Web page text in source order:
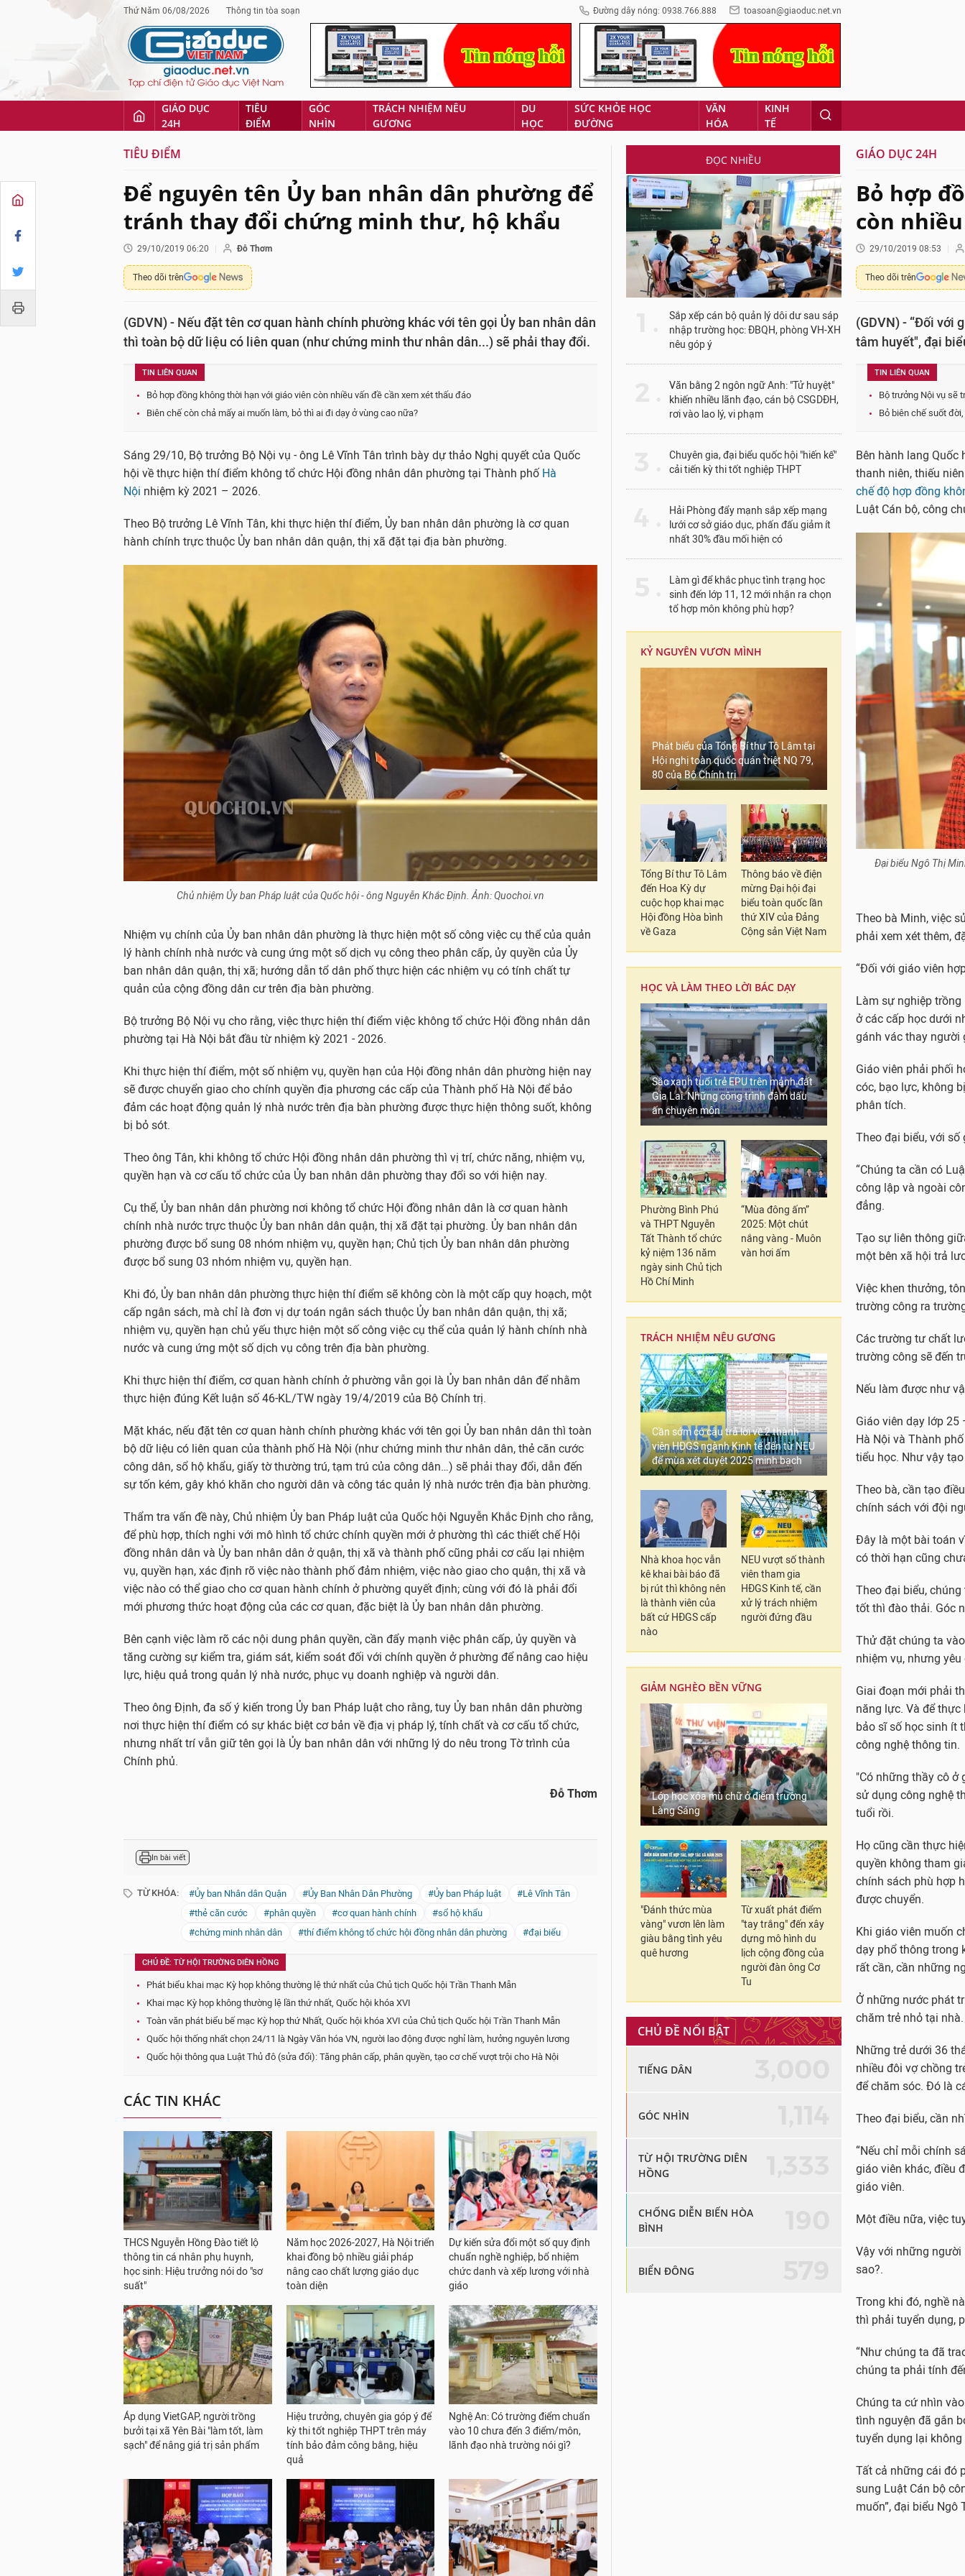
Thứ Năm 06/08/2026 Thông tin tòa soạn Đường dây nóng: 0938.766.888 toasoan@giaoduc.net.vn
GIÁO DỤC
24H
TIÊU
ĐIỂM
GÓC
NHÌN
TRÁCH NHIỆM NÊU
GƯƠNG
DU
HỌC
SỨC KHỎE HỌC
ĐƯỜNG
VĂN
HÓA
KINH
TẾ
TIÊU ĐIỂM
Để nguyên tên Ủy ban nhân dân phường để
tránh thay đổi chứng minh thư, hộ khẩu
29/10/2019 06:20 Đỗ Thơm
Theo dõi trên
(GDVN) - Nếu đặt tên cơ quan hành chính phường khác với tên gọi Ủy ban nhân dân
thì toàn bộ dữ liệu có liên quan (như chứng minh thư nhân dân...) sẽ phải thay đổi.
TIN LIÊN QUAN
Bỏ hợp đồng không thời hạn với giáo viên còn nhiều vấn đề cần xem xét thấu đáo
Biên chế còn chả mấy ai muốn làm, bỏ thì ai đi dạy ở vùng cao nữa?
Sáng 29/10, Bộ trưởng Bộ Nội vụ - ông Lê Vĩnh Tân trình bày dự thảo Nghị quyết của Quốc
hội về thực hiện thí điểm không tổ chức Hội đồng nhân dân phường tại Thành phố Hà
Nội nhiệm kỳ 2021 – 2026.
Theo Bộ trưởng Lê Vĩnh Tân, khi thực hiện thí điểm, Ủy ban nhân dân phường là cơ quan
hành chính trực thuộc Ủy ban nhân dân quận, thị xã đặt tại địa bàn phường.
Chủ nhiệm Ủy ban Pháp luật của Quốc hội - ông Nguyễn Khắc Định. Ảnh: Quochoi.vn
Nhiệm vụ chính của Ủy ban nhân dân phường là thực hiện một số công việc cụ thể của quản
lý hành chính nhà nước và cung ứng một số dịch vụ công theo phân cấp, ủy quyền của Ủy
ban nhân dân quận, thị xã; hướng dẫn tổ dân phố thực hiện các nhiệm vụ có tính chất tự
quản của cộng đồng dân cư trên địa bàn phường.
Bộ trưởng Bộ Nội vụ cho rằng, việc thực hiện thí điểm việc không tổ chức Hội đồng nhân dân
phường tại Hà Nội bắt đầu từ nhiệm kỳ 2021 - 2026.
Khi thực hiện thí điểm, một số nhiệm vụ, quyền hạn của Hội đồng nhân dân phường hiện nay
sẽ được chuyển giao cho chính quyền địa phương các cấp của Thành phố Hà Nội để bảo
đảm các hoạt động quản lý nhà nước trên địa bàn phường được thực hiện thông suốt, không
bị bỏ sót.
Theo ông Tân, khi không tổ chức Hội đồng nhân dân phường thì vị trí, chức năng, nhiệm vụ,
quyền hạn và cơ cấu tổ chức của Ủy ban nhân dân phường thay đổi so với hiện nay.
Cụ thể, Ủy ban nhân dân phường nơi không tổ chức Hội đồng nhân dân là cơ quan hành
chính nhà nước trực thuộc Ủy ban nhân dân quận, thị xã đặt tại phường. Ủy ban nhân dân
phường được bổ sung 08 nhóm nhiệm vụ, quyền hạn; Chủ tịch Ủy ban nhân dân phường
được bổ sung 03 nhóm nhiệm vụ, quyền hạn.
Khi đó, Ủy ban nhân dân phường thực hiện thí điểm sẽ không còn là một cấp quy hoạch, một
cấp ngân sách, mà chỉ là đơn vị dự toán ngân sách thuộc Ủy ban nhân dân quận, thị xã;
nhiệm vụ, quyền hạn chủ yếu thực hiện một số công việc cụ thể của quản lý hành chính nhà
nước và cung ứng một số dịch vụ công trên địa bàn phường.
Khi thực hiện thí điểm, cơ quan hành chính ở phường vẫn gọi là Ủy ban nhân dân để nhằm
thực hiện đúng Kết luận số 46-KL/TW ngày 19/4/2019 của Bộ Chính trị.
Mặt khác, nếu đặt tên cơ quan hành chính phường khác với tên gọi Ủy ban nhân dân thì toàn
bộ dữ liệu có liên quan của thành phố Hà Nội (như chứng minh thư nhân dân, thẻ căn cước
công dân, sổ hộ khẩu, giấy tờ thường trú, tạm trú của công dân…) sẽ phải thay đổi, dẫn đến
sự tốn kém, gây khó khăn cho người dân và công tác quản lý nhà nước trên địa bàn phường.
Thẩm tra vấn đề này, Chủ nhiệm Ủy ban Pháp luật của Quốc hội Nguyễn Khắc Định cho rằng,
để phù hợp, thích nghi với mô hình tổ chức chính quyền mới ở phường thì các thiết chế Hội
đồng nhân dân và Ủy ban nhân dân ở quận, thị xã và thành phố cũng phải cơ cấu lại nhiệm
vụ, quyền hạn, xác định rõ việc nào thành phố đảm nhiệm, việc nào giao cho quận, thị xã và
việc nào có thể giao cho cơ quan hành chính ở phường quyết định; cùng với đó là phải đổi
mới phương thức hoạt động của các cơ quan, đặc biệt là Ủy ban nhân dân phường.
Bên cạnh việc làm rõ các nội dung phân quyền, cần đẩy mạnh việc phân cấp, ủy quyền và
tăng cường sự kiểm tra, giám sát, kiểm soát đối với chính quyền ở phường để nâng cao hiệu
lực, hiệu quả trong quản lý nhà nước, phục vụ doanh nghiệp và người dân.
Theo ông Định, đa số ý kiến trong Ủy ban Pháp luật cho rằng, tuy Ủy ban nhân dân phường
nơi thực hiện thí điểm có sự khác biệt cơ bản về địa vị pháp lý, tính chất và cơ cấu tổ chức,
nhưng nhất trí vẫn giữ tên gọi là Ủy ban nhân dân với những lý do nêu trong Tờ trình của
Chính phủ.
Đỗ Thơm
In bài viết
TỪ KHÓA: #Ủy ban Nhân dân Quận #Ủy Ban Nhân Dân Phường #Ủy ban Pháp luật
#Lê Vĩnh Tân
#thẻ căn cước
#phân quyền #cơ quan hành chính
#sổ hộ khẩu
#chứng minh nhân dân
#thí điểm không tổ chức hội đồng nhân dân phường #đại biểu
CHỦ ĐỀ: TỪ HỘI TRƯỜNG DIÊN HỒNG
Phát biểu khai mạc Kỳ họp không thường lệ thứ nhất của Chủ tịch Quốc hội Trần Thanh Mẫn
Khai mạc Kỳ họp không thường lệ lần thứ nhất, Quốc hội khóa XVI
Toàn văn phát biểu bế mạc Kỳ họp thứ Nhất, Quốc hội khóa XVI của Chủ tịch Quốc hội Trần Thanh Mẫn
Quốc hội thống nhất chọn 24/11 là Ngày Văn hóa VN, người lao động được nghỉ làm, hưởng nguyên lương
Quốc hội thông qua Luật Thủ đô (sửa đổi): Tăng phân cấp, phân quyền, tạo cơ chế vượt trội cho Hà Nội
CÁC TIN KHÁC
THCS Nguyễn Hồng Đào tiết lộ
thông tin cá nhân phụ huynh,
học sinh: Hiệu trưởng nói do "sơ
suất"
Năm học 2026-2027, Hà Nội triển
khai đồng bộ nhiều giải pháp
nâng cao chất lượng giáo dục
toàn diện
Dự kiến sửa đổi một số quy định
chuẩn nghề nghiệp, bổ nhiệm
chức danh và xếp lương với nhà
giáo
Áp dụng VietGAP, người trồng
bưởi tại xã Yên Bài "làm tốt, làm
sạch" để nâng giá trị sản phẩm
Hiệu trưởng, chuyên gia góp ý để
kỳ thi tốt nghiệp THPT trên máy
tính bảo đảm công bằng, hiệu
quả
Nghệ An: Có trường điểm chuẩn
vào 10 chưa đến 3 điểm/môn,
lãnh đạo nhà trường nói gì?
ĐỌC NHIỀU
Sắp xếp cán bộ quản lý dôi dư sau sáp
nhập trường học: ĐBQH, phòng VH-XH
nêu góp ý
Văn bằng 2 ngôn ngữ Anh: "Tử huyệt"
khiến nhiều lãnh đạo, cán bộ CSGDĐH,
rơi vào lao lý, vi phạm
Chuyên gia, đại biểu quốc hội "hiến kế"
cải tiến kỳ thi tốt nghiệp THPT
Hải Phòng đẩy mạnh sắp xếp mạng
lưới cơ sở giáo dục, phấn đấu giảm ít
nhất 30% đầu mối hiện có
Làm gì để khắc phục tình trạng học
sinh đến lớp 11, 12 mới nhận ra chọn
tổ hợp môn không phù hợp?
KỶ NGUYÊN VƯƠN MÌNH
Phát biểu của Tổng Bí thư Tô Lâm tại
Hội nghị toàn quốc quán triệt NQ 79,
80 của Bộ Chính trị
Tổng Bí thư Tô Lâm
đến Hoa Kỳ dự
cuộc họp khai mạc
Hội đồng Hòa bình
về Gaza
Thông báo về điện
mừng Đại hội đại
biểu toàn quốc lần
thứ XIV của Đảng
Cộng sản Việt Nam
HỌC VÀ LÀM THEO LỜI BÁC DẠY
Sắc xanh tuổi trẻ EPU trên mảnh đất
Gia Lai: Những công trình đậm dấu
ấn chuyên môn
Phường Bình Phú
và THPT Nguyễn
Tất Thành tổ chức
kỷ niệm 136 năm
ngày sinh Chủ tịch
Hồ Chí Minh
“Mùa đông ấm”
2025: Một chút
nắng vàng - Muôn
vàn hơi ấm
TRÁCH NHIỆM NÊU GƯƠNG
Cần sớm có câu trả lời về 2 thành
viên HĐGS ngành Kinh tế đến từ NEU
để mùa xét duyệt 2025 minh bạch
Nhà khoa học vẫn
kê khai bài báo đã
bị rút thì không nên
là thành viên của
bất cứ HĐGS cấp
nào
NEU vượt số thành
viên tham gia
HĐGS Kinh tế, cần
xử lý trách nhiệm
người đứng đầu
GIẢM NGHÈO BỀN VỮNG
Lớp học xóa mù chữ ở điểm trường
Làng Sáng
"Đánh thức mùa
vàng" vươn lên làm
giàu bằng tình yêu
quê hương
Từ xuất phát điểm
"tay trắng" đến xây
dựng mô hình du
lịch cộng đồng của
người đàn ông Cơ
Tu
CHỦ ĐỀ NỔI BẬT
TIẾNG DÂN
GÓC NHÌN
TỪ HỘI TRƯỜNG DIÊN
HỒNG
CHỐNG DIỄN BIẾN HÒA
BÌNH
BIỂN ĐÔNG
GIÁO DỤC 24H
Bỏ hợp
còn
29/10/2019 08:53
Theo dõi trên
(GDVN) - “Đối với
tâm huyết", đại
TIN LIÊN QUAN
Bộ trưởng Nội vụ sẽ
Bỏ biên chế suốt
Bên hành lang Quốc
thanh niên, thiếu
chế độ hợp đồng
Luật Cán bộ, công
Đại biểu Ngô Thị
Theo bà Minh, việc
phải xem xét thêm,
“Đối với giáo viên
Làm sự nghiệp
ở các cấp học dưới
gánh vác thay người
Giáo viên phải phối
cóc, bạo lực, không
phân tích.
Theo đại biểu, với
“Chúng ta cần có
công lập và ngoài
đẳng.
Tạo sự liên thông
một bên xã hội trả
Việc khen thưởng,
trường công ra
Các trường tư chất
trường công sẽ đến
Nếu làm được như
Giáo viên dạy lớp
Hà Nội và Thành
tiểu học. Như vậy
Theo bà, cần tạo
chính sách với đội
Đây là một bài toán
có thời hạn cũng
Theo đại biểu,
tốt thì đào thải. Góc
Thử đặt chúng ta
nhiệm vụ, nhưng
Giai đoạn mới phải
năng lực. Và để
bảo sĩ số học sinh ít
công nghệ thông tin.
"Có những thầy cô ở
sử dụng công nghệ
tuổi rồi.
Họ cũng cần thực
quyền không tham
chính sách phù hợp
được chuyển.
Khi giáo viên muốn
dạy phổ thông trong
rất cần, cần những
Ở những nước phát
chăm trẻ nhỏ tại nhà.
Những trẻ dưới 36
nhiều đôi vợ chồng
để chăm sóc. Đó là
Theo đại biểu, cần
“Nếu chỉ mỗi chính
giáo viên khác, điều
giáo viên.
Một điều nữa, việc
Vậy với những người
sao?.
Trong khi đó, nghề
thì phải tuyển dụng,
“Như chúng ta đã
chúng ta phải tính
Chúng ta cứ nhìn
tình nguyện đã gắn
tuyển dụng lại
Tất cả những cái đó
sung Luật Cán bộ
muốn”, đại biểu Ngô